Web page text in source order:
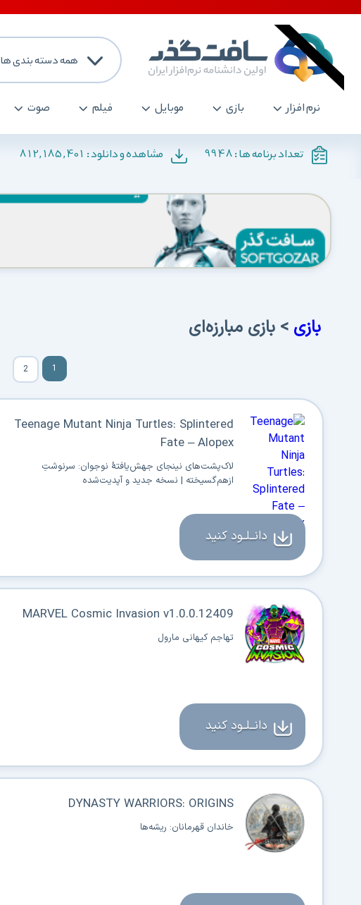
همه دسته بندی ها
نرم افزار بازی موبایل فیلم صوت
تعداد برنامه ها :9948 مشاهده و دانلود : 812,185,401
بازی > بازی مبارزه‌ای
1
2
Teenage Mutant Ninja Turtles: Splintered
Fate – Alopex
لاک‌پشت‌های نینجای جهش‌یافتهٔ نوجوان: سرنوشتِ
ازهم‌گسیخته | نسخه جدید و آپدیت‌شده
دانــلــود کنید
MARVEL Cosmic Invasion v1.0.0.12409
تهاجم کیهانی مارول
دانــلــود کنید
DYNASTY WARRIORS: ORIGINS
خاندان قهرمانان: ریشه‌ها